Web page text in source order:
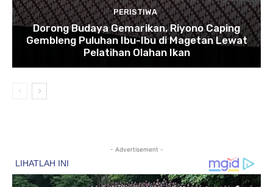
PERISTIWA
Dorong Budaya Gemarikan, Riyono Caping
Gembleng Puluhan Ibu-Ibu di Magetan Lewat
Pelatihan Olahan Ikan
- Advertisement -